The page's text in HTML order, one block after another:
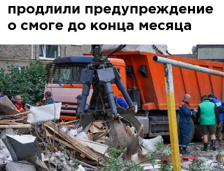
продлили предупреждение
о смоге до конца месяца